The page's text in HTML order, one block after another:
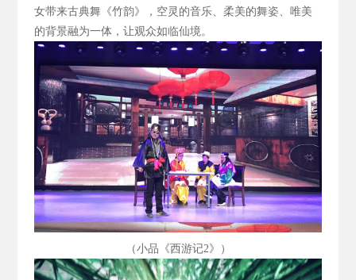
女带来古典舞《竹韵》，空灵的音乐、柔美的舞姿、唯美
的背景融为一体，让观众如临仙境。
（小品《西游记2》）